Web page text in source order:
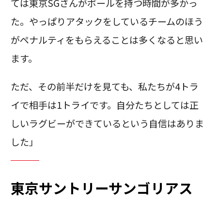
ては東京SGさんがボールを持つ時間が多かっ
た。やっぱりアタックをしているチームのほう
がペナルティをもらえることは多くなると思い
ます。
ただ、その前半だけを見ても、私たちが4トラ
イで相手は1トライです。自分たちとしては正
しいラグビーができているという自信はありま
した」
東京サントリーサンゴリアス